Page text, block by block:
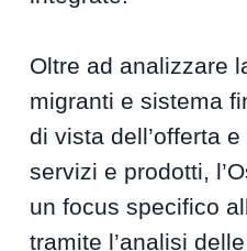
Oltre ad analizzare
migranti e sistema
di vista dell’offerta
servizi e prodotti,
un focus specifico
tramite l’analisi